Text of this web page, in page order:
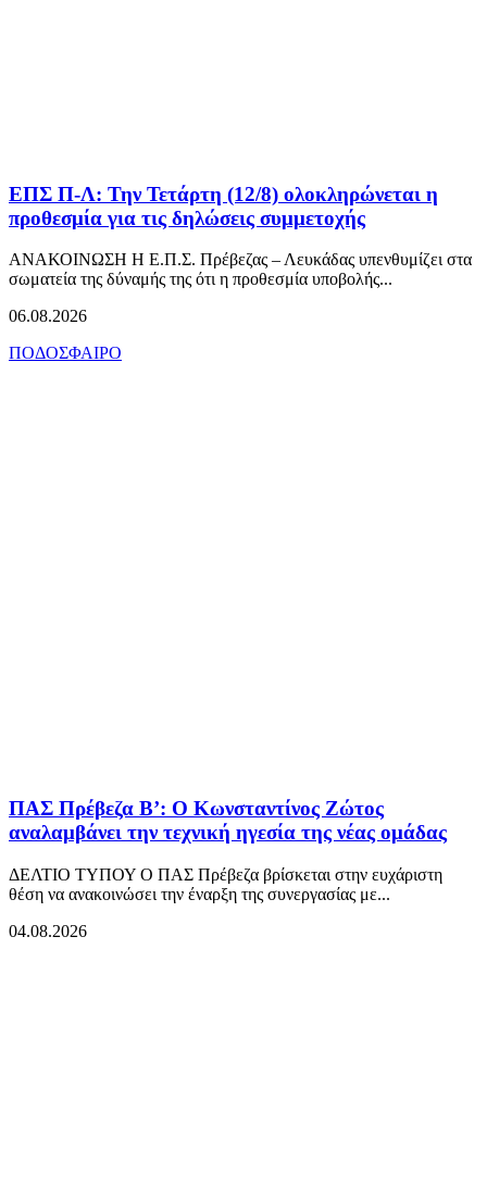
ΕΠΣ Π-Λ: Την Τετάρτη (12/8) ολοκληρώνεται η
προθεσμία για τις δηλώσεις συμμετοχής
ΑΝΑΚΟΙΝΩΣΗ Η Ε.Π.Σ. Πρέβεζας – Λευκάδας υπενθυμίζει στα
σωματεία της δύναμής της ότι η προθεσμία υποβολής...
06.08.2026
ΠΟΔΟΣΦΑΙΡΟ
ΠΑΣ Πρέβεζα Β’: Ο Κωνσταντίνος Ζώτος
αναλαμβάνει την τεχνική ηγεσία της νέας ομάδας
ΔΕΛΤΙΟ ΤΥΠΟΥ Ο ΠΑΣ Πρέβεζα βρίσκεται στην ευχάριστη
θέση να ανακοινώσει την έναρξη της συνεργασίας με...
04.08.2026